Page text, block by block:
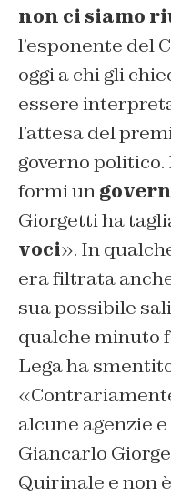
non ci siamo
l’esponente del
oggi a chi gli
essere
l’attesa del
governo
formi un
Giorgetti ha
voci». In
era filtrata
sua possibile
qualche minuto
Lega ha
alcune agenzie
Giancarlo
Quirinale e non